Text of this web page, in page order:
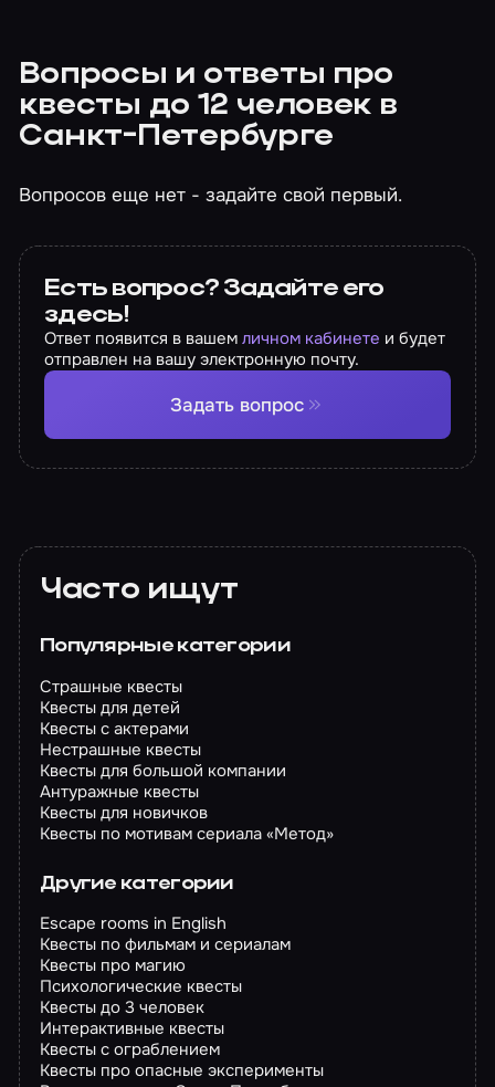
Вопросы и ответы про
квесты до 12 человек в
Санкт-Петербурге
Вопросов еще нет - задайте свой первый.
Есть вопрос? Задайте его
здесь!
Ответ появится в вашемличном кабинете и будет
отправлен на вашу электронную почту.
Задать вопрос
Часто ищут
Популярные категории
Страшные квесты
Квесты для детей
Квесты с актерами
Нестрашные квесты
Квесты для большой компании
Антуражные квесты
Квесты для новичков
Квесты по мотивам сериала «Метод»
Другие категории
Escape rooms in English
Квесты по фильмам и сериалам
Квесты про магию
Психологические квесты
Квесты до 3 человек
Интерактивные квесты
Квесты с ограблением
Квесты про опасные эксперименты